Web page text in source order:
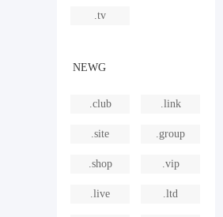
.tv
NEWG
.club .link
.site .group
.shop .vip
.live .ltd